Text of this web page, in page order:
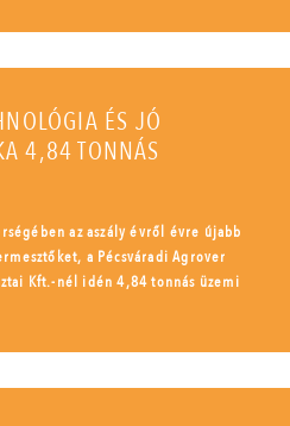
ÉS JÓ
4,84 TONNÁS
az aszály évről évre újabb
a Pécsváradi Agrover
Kft.-nél idén 4,84 tonnás üzemi